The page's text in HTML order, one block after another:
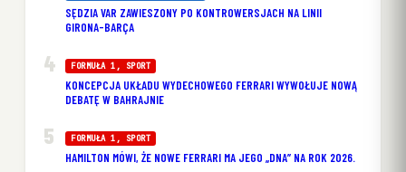
SĘDZIA VAR ZAWIESZONY PO KONTROWERSJACH NA LINII
GIRONA-BARÇA
FORMUŁA 1 , SPORT
KONCEPCJA UKŁADU WYDECHOWEGO FERRARI WYWOŁUJE NOWĄ
DEBATĘ W BAHRAJNIE
FORMUŁA 1 , SPORT
HAMILTON MÓWI, ŻE NOWE FERRARI MA JEGO „DNA” NA ROK 2026.